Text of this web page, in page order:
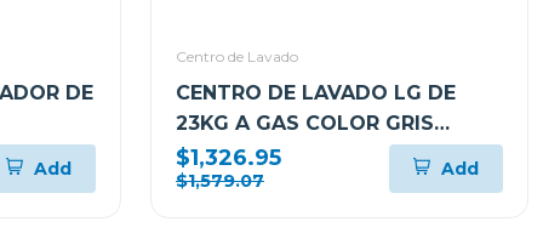
DE
Add
Centro de Lavado
CENTRO DE LAVADO LG DE
23KG A GAS COLOR GRIS
WM23VFXS6/DF74VFXS6B
$1,326.95
$1,579.07
Add